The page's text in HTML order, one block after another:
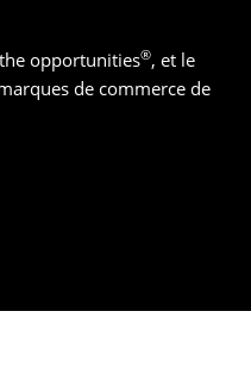
the opportunities®, et le
de commerce de